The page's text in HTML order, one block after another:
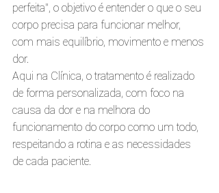
perfeita”, o objetivo é entender o que o seu
corpo precisa para funcionar melhor,
com mais equilíbrio, movimento e menos
dor.
Aqui na Clínica, o tratamento é realizado
de forma personalizada, com foco na
causa da dor e na melhora do
funcionamento do corpo como um todo,
respeitando a rotina e as necessidades
de cada paciente.